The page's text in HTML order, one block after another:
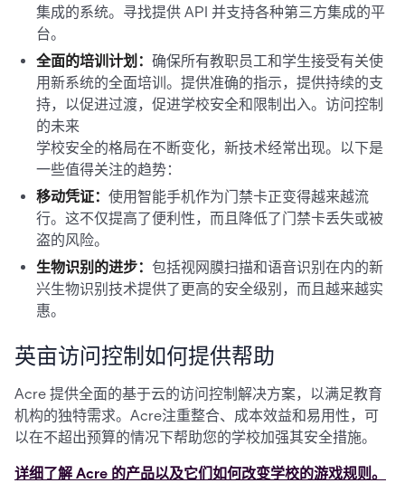
集成的系统。寻找提供 API 并支持各种第三方集成的平
台。
全面的培训计划： 确保所有教职员工和学生接受有关使
用新系统的全面培训。提供准确的指示，提供持续的支
持，以促进过渡，促进学校安全和限制出入。访问控制
的未来
学校安全的格局在不断变化，新技术经常出现。以下是
一些值得关注的趋势：
移动凭证： 使用智能手机作为门禁卡正变得越来越流
行。这不仅提高了便利性，而且降低了门禁卡丢失或被
盗的风险。
生物识别的进步： 包括视网膜扫描和语音识别在内的新
兴生物识别技术提供了更高的安全级别，而且越来越实
惠。
英亩访问控制如何提供帮助
Acre 提供全面的基于云的访问控制解决方案，以满足教育
机构的独特需求。Acre注重整合、成本效益和易用性，可
以在不超出预算的情况下帮助您的学校加强其安全措施。
详细了解 Acre 的产品以及它们如何改变学校的游戏规则。